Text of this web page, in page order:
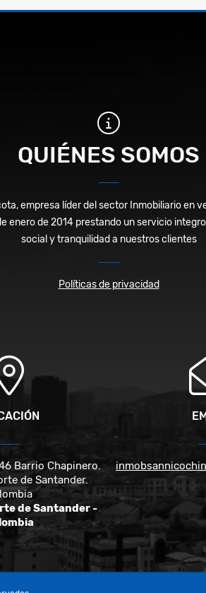
QUIÉNES SOMOS
empresa líder del sector Inmobiliario en
enero de 2014 prestando un servicio
social y tranquilidad a nuestros clientes
Políticas de privacidad
Barrio Chapinero.
de Santander.
de Santander -